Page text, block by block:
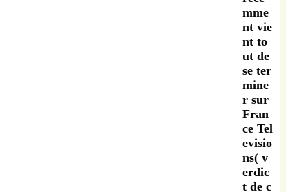
mme
nt vie
nt to
ut de
se ter
mine
r sur
Fran
ce Tel
evisio
ns( v
erdic
t de c